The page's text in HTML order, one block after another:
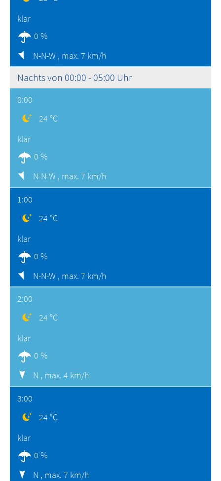
klar
0 %
N-N-W , max. 7 km/h
Nachts von 00:00 - 05:00 Uhr
0:00
24 °C
klar
0 %
N-N-W , max. 7 km/h
1:00
24 °C
klar
0 %
N-N-W , max. 7 km/h
2:00
24 °C
klar
0 %
N , max. 4 km/h
3:00
24 °C
klar
0 %
N , max. 7 km/h